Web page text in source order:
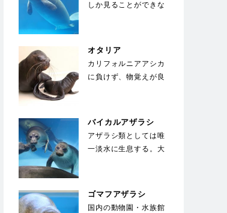
しか見ることができな
滅…
オタリア
カリフォルニアアシカ
に負けず、物覚えが良
バイカルアザラシ
アザラシ類としては唯
一淡水に生息する。大
い…
ゴマフアザラシ
国内の動物園・水族館